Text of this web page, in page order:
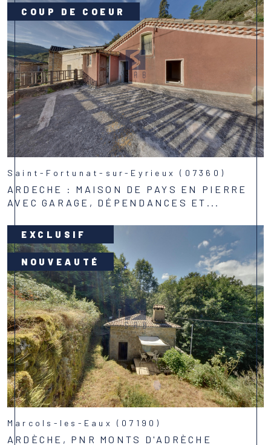
COUP DE COEUR
Saint-Fortunat-sur-Eyrieux (07360)
ARDECHE : MAISON DE PAYS EN PIERRE
AVEC GARAGE, DÉPENDANCES ET...
EXCLUSIF
NOUVEAUTÉ
Marcols-les-Eaux (07190)
ARDÈCHE, PNR MONTS D'ADRÈCHE